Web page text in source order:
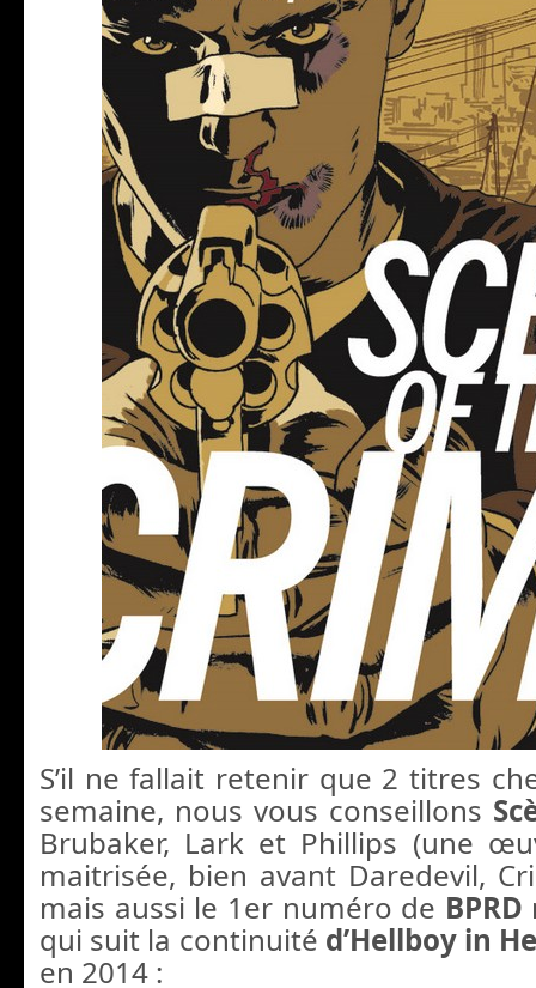
S’il ne fallait retenir que 2 titres
semaine, nous vous conseillons
Brubaker, Lark et Phillips (une
maitrisée, bien avant Daredevil,
mais aussi le 1er numéro de BPRD
qui suit la continuité d’Hellboy in
en 2014 :